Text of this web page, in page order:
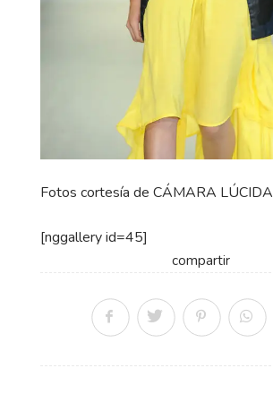
Fotos cortesía de CÁMARA LÚCIDA
[nggallery id=45]
compartir